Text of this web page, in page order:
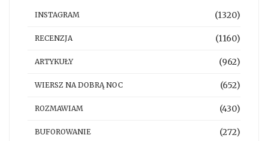
INSTAGRAM (1320)
RECENZJA (1160)
ARTYKUŁY (962)
WIERSZ NA DOBRĄ NOC (652)
ROZMAWIAM (430)
BUFOROWANIE (272)